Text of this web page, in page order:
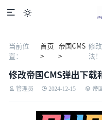

当前位
置：
首页
>
帝国CMS
>
修
法！
修改帝国CMS弹出下载
管理员 2024-12-15 帝